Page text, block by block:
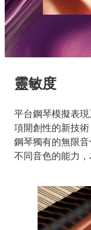
靈敏度
平台鋼琴模擬表
項開創性的新技
鋼琴獨有的無限
不同音色的能力，